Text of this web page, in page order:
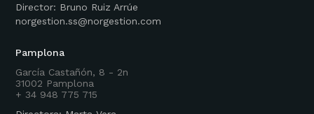
Director: Bruno Ruiz Arrúe
norgestion.ss@norgestion.com
Pamplona
García Castañón, 8 - 2n
31002 Pamplona
+ 34 948 775 715